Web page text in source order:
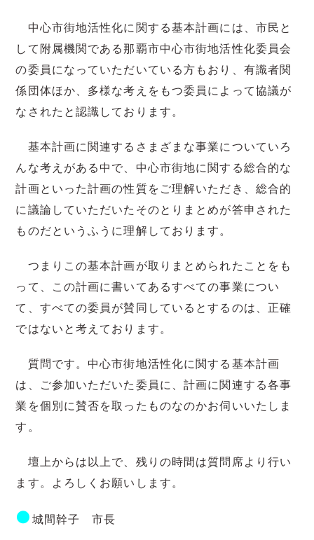
中心市街地活性化に関する基本計画には、市民と
して附属機関である那覇市中心市街地活性化委員会
の委員になっていただいている方もおり、有識者関
係団体ほか、多様な考えをもつ委員によって協議が
なされたと認識しております。
基本計画に関連するさまざまな事業についていろ
んな考えがある中で、中心市街地に関する総合的な
計画といった計画の性質をご理解いただき、総合的
に議論していただいたそのとりまとめが答申された
ものだというふうに理解しております。
つまりこの基本計画が取りまとめられたことをも
って、この計画に書いてあるすべての事業につい
て、すべての委員が賛同しているとするのは、正確
ではないと考えております。
質問です。中心市街地活性化に関する基本計画
は、ご参加いただいた委員に、計画に関連する各事
業を個別に賛否を取ったものなのかお伺いいたしま
す。
壇上からは以上で、残りの時間は質問席より行い
ます。よろしくお願いします。
● 城間幹子 市長